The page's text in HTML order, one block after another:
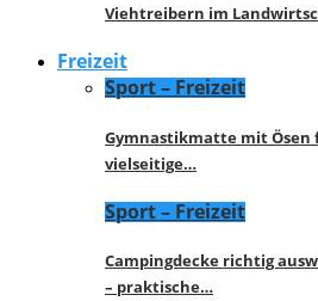
Viehtreibern im
Freizeit
Sport – Freizeit
Gymnastikmatte mit
vielseitige…
Sport – Freizeit
Campingdecke richtig
– praktische…